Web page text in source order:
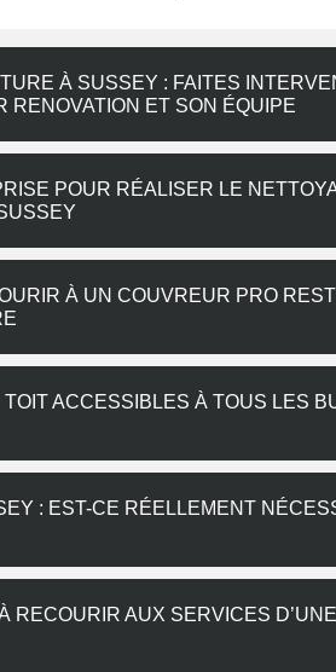
À SUSSEY : FAITES
ET SON ÉQUIPE
POUR RÉALISER LE
À UN COUVREUR PRO
ACCESSIBLES À TOUS LES
: EST-CE RÉELLEMENT
RECOURIR AUX SERVICES